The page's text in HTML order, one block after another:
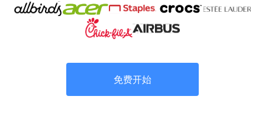
免费开始